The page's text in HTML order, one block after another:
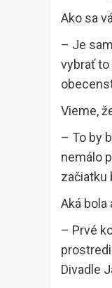
Ako sa
– Je
vybrať to
Vieme,
– To by
nemálo
začiatku
Aká bola
– Prvé
Divadle